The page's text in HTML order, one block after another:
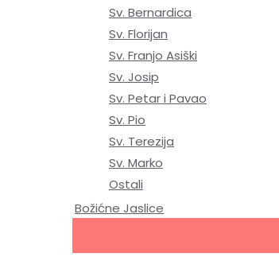
Sv. Bernardica
Sv. Florijan
Sv. Franjo Asiški
Sv. Josip
Sv. Petar i Pavao
Sv. Pio
Sv. Terezija
Sv. Marko
Ostali
Božićne Jaslice